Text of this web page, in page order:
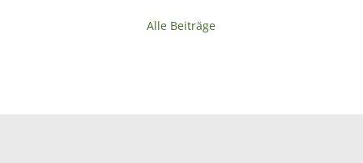
Alle Beiträge